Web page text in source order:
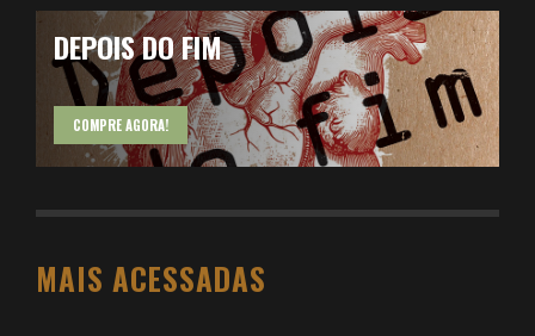
DEPOIS DO FIM
COMPRE AGORA!
MAIS ACESSADAS